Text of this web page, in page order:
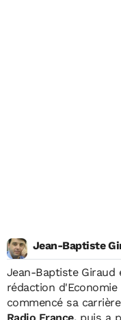
Jean-Baptiste
Jean-Baptiste Giraud
rédaction d'Economie Matin. Jean-
commencé sa